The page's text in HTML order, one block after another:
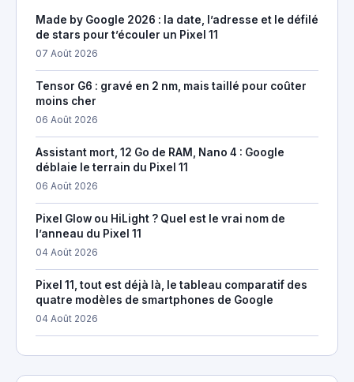
Made by Google 2026 : la date, l’adresse et le défilé
de stars pour t’écouler un Pixel 11
07 Août 2026
Tensor G6 : gravé en 2 nm, mais taillé pour coûter
moins cher
06 Août 2026
Assistant mort, 12 Go de RAM, Nano 4 : Google
déblaie le terrain du Pixel 11
06 Août 2026
Pixel Glow ou HiLight ? Quel est le vrai nom de
l’anneau du Pixel 11
04 Août 2026
Pixel 11, tout est déjà là, le tableau comparatif des
quatre modèles de smartphones de Google
04 Août 2026